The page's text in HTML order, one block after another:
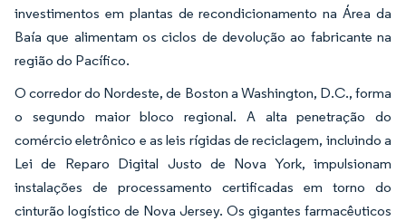
investimentos em plantas de recondicionamento na Área da
Baía que alimentam os ciclos de devolução ao fabricante na
região do Pacífico.
O corredor do Nordeste, de Boston a Washington, D.C., forma
o segundo maior bloco regional. A alta penetração do
comércio eletrônico e as leis rígidas de reciclagem, incluindo a
Lei de Reparo Digital Justo de Nova York, impulsionam
instalações de processamento certificadas em torno do
cinturão logístico de Nova Jersey. Os gigantes farmacêuticos